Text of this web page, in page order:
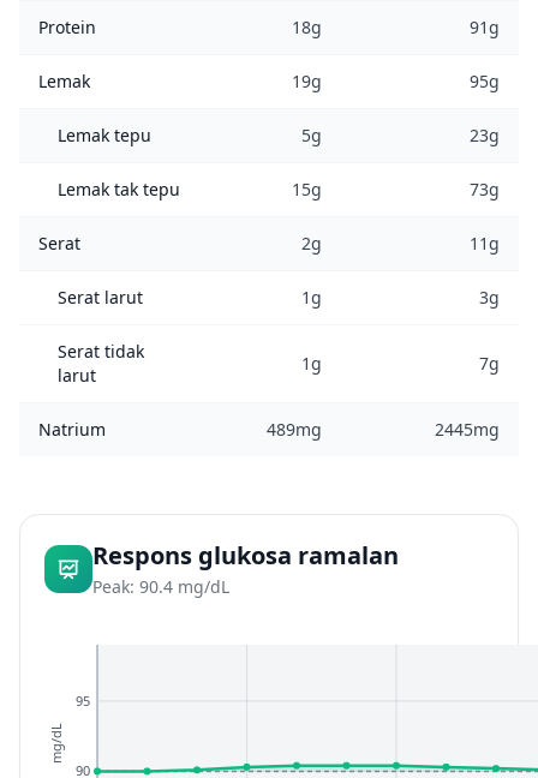
Protein 18g 91g
Lemak 19g 95g
Lemak tepu 5g 23g
Lemak tak tepu 15g 73g
Serat 2g 11g
Serat larut 1g 3g
Serat tidak
larut
1g 7g
Natrium 489mg 2445mg
Respons glukosa ramalan
Peak: 90.4 mg/dL
90
95
mg/dL